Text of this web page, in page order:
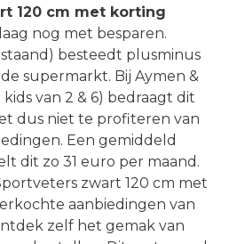
120 cm met korting
nog met besparen.
besteedt plusminus
supermarkt. Bij Aymen &
van 2 & 6) bedraagt dit
dus niet te profiteren van
Een gemiddeld
dit zo 31 euro per maand.
zwart 120 cm met
aanbiedingen van
zelf het gemak van